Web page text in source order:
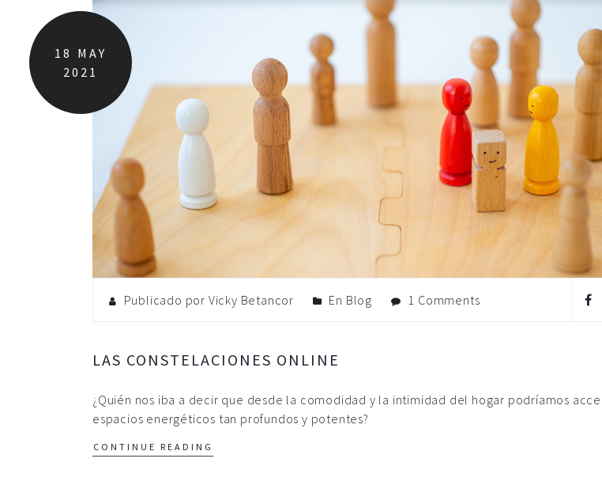
18 MAY
2021
Publicado por Vicky Betancor En Blog 1 Comments
LAS CONSTELACIONES ONLINE
¿Quién nos iba a decir que desde la comodidad y la intimidad del hogar podríamos
espacios energéticos tan profundos y potentes?
CONTINUE READING